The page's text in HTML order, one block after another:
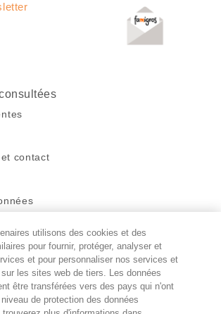
contact
migros
www.youtube.com/user/
PinterestInstagram
utilisons des cookies et des
pour fournir, protéger, analyser et
et pour personnaliser nos services et
les sites web de tiers. Les données
être transférées vers des pays qui n'ont
de protection des données